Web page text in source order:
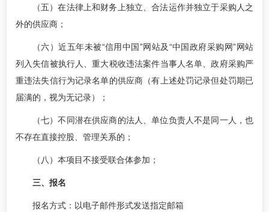
（五）在法律上和财务上独立、合法运作并独立于采购人之
外的供应商；
（六）近五年未被“信用中国”网站及“中国政府采购网”网站
列入失信被执行人、重大税收违法案件当事人名单、政府采购严
重违法失信行为记录名单的供应商（有上述处罚记录但处罚期已
届满的，视为无记录）；
（七）不同潜在供应商的法人、单位负责人不是同一人，也
不存在直接控股、管理关系的；
（八）本项目不接受联合体参加；
三、报名
报名方式：以电子邮件形式发送指定邮箱